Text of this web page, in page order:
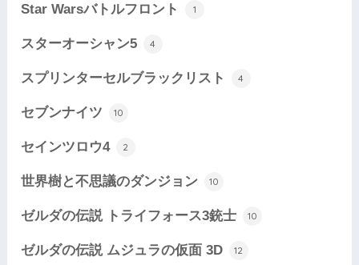
Star Warsバトルフロント 1
スターオーシャン5 4
スプリンターセルブラックリスト 4
セブンナイツ 10
セインツロウ4 2
世界樹と不思議のダンジョン 10
ゼルダの伝説 トライフォース3銃士 10
ゼルダの伝説 ムジュラの仮面 3D 12